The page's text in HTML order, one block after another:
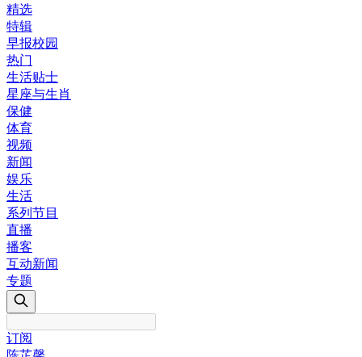
精选
特辑
早报校园
热门
生活贴士
星座与生肖
保健
体育
视频
新闻
娱乐
生活
系列节目
直播
播客
互动新闻
专题
订阅